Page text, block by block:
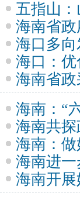
五指山
海南省
海口多
海口：
海南省
海南：“
海南共
海南：
海南进
海南开